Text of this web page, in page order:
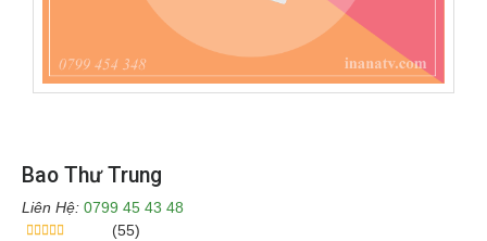
Bao Thư Trung
Liên Hệ: 0799 45 43 48
(55)